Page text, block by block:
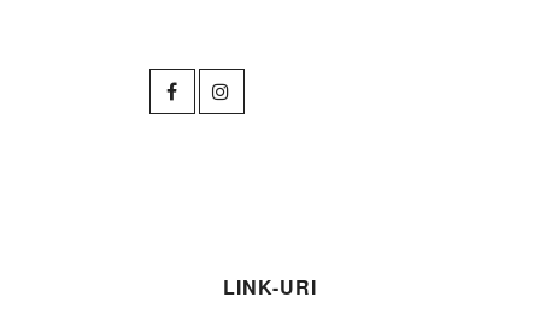
LINK-URI